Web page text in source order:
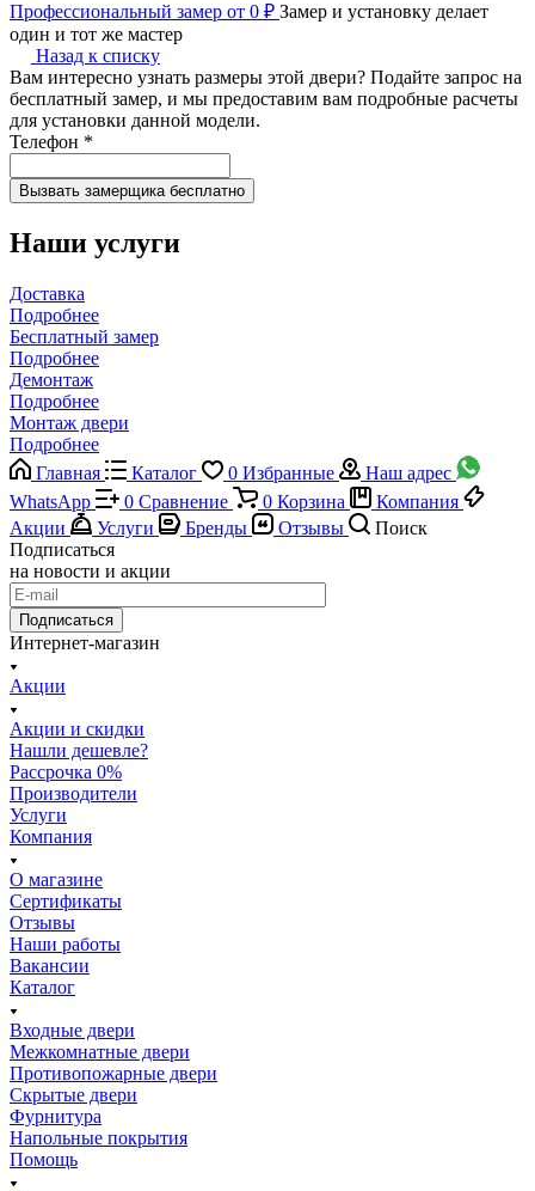
Профессиональный замер от 0 ₽ Замер и установку делает
один и тот же мастер
Назад к списку
Вам интересно узнать размеры этой двери? Подайте запрос на
бесплатный замер, и мы предоставим вам подробные расчеты
для установки данной модели.
Телефон *
Наши услуги
Доставка
Подробнее
Бесплатный замер
Подробнее
Демонтаж
Подробнее
Монтаж двери
Подробнее
Главная
Каталог 0 Избранные
Наш адрес
WhatsApp
0 Сравнение 0 Корзина
Компания
Акции
Услуги Бренды Отзывы
Поиск
Подписаться
на новости и акции
Подписаться
Интернет-магазин
Акции
Акции и скидки
Нашли дешевле?
Рассрочка 0%
Производители
Услуги
Компания
О магазине
Сертификаты
Отзывы
Наши работы
Вакансии
Каталог
Входные двери
Межкомнатные двери
Противопожарные двери
Скрытые двери
Фурнитура
Напольные покрытия
Помощь